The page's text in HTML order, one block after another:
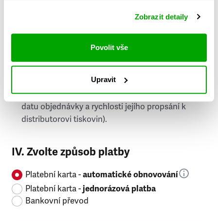
Zobrazit detaily
Povolit vše
Upravit
doručování týdeníku Respekt v tištěné verzi, na
první vydání ve vaší schránce se můžete těšit
příští, nejpozději přespříští týden (v závislosti na
datu objednávky a rychlosti jejího propsání k
distributorovi tiskovin).
IV. Zvolte způsob platby
Platební karta -automatické obnovování
Platební karta -jednorázová platba
Bankovní převod